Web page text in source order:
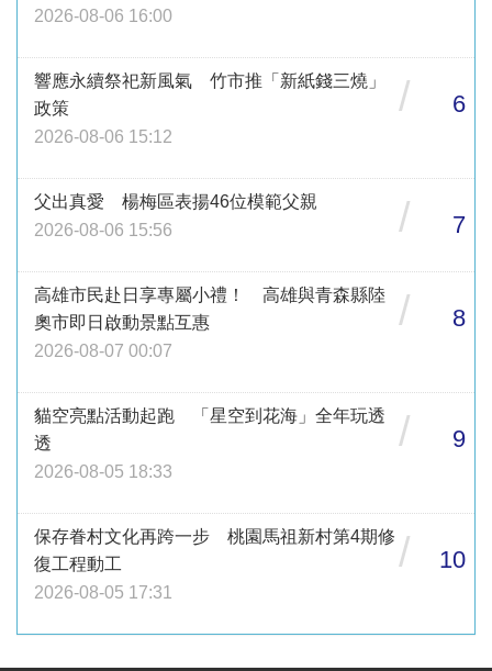
2026-08-06 16:00
響應永續祭祀新風氣 竹市推「新紙錢三燒」
政策
2026-08-06 15:12
/ 6
父出真愛 楊梅區表揚46位模範父親
2026-08-06 15:56
/ 7
高雄市民赴日享專屬小禮！ 高雄與青森縣陸
奧市即日啟動景點互惠
2026-08-07 00:07
/ 8
貓空亮點活動起跑 「星空到花海」全年玩透
透
2026-08-05 18:33
/ 9
保存眷村文化再跨一步 桃園馬祖新村第4期修
復工程動工
2026-08-05 17:31
/ 10